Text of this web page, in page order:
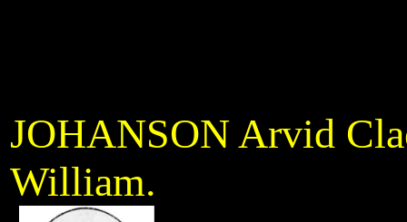
JOHANSON Arvid
William.